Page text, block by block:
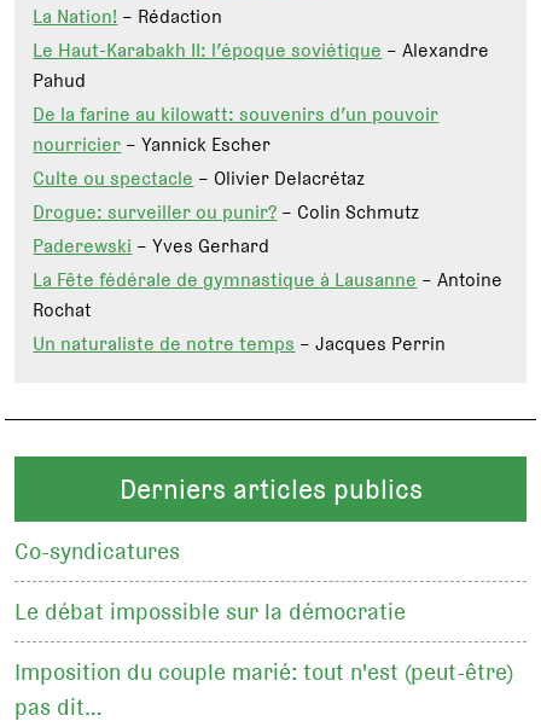
La Nation!– Rédaction
Le Haut-Karabakh II: l’époque soviétique– Alexandre
Pahud
De la farine au kilowatt: souvenirs d’un pouvoir
nourricier– Yannick Escher
Culte ou spectacle– Olivier Delacrétaz
Drogue: surveiller ou punir?– Colin Schmutz
Paderewski– Yves Gerhard
La Fête fédérale de gymnastique à Lausanne– Antoine
Rochat
Un naturaliste de notre temps– Jacques Perrin
Derniers articles publics
Co-syndicatures
Le débat impossible sur la démocratie
Imposition du couple marié: tout n'est (peut-être)
pas dit…